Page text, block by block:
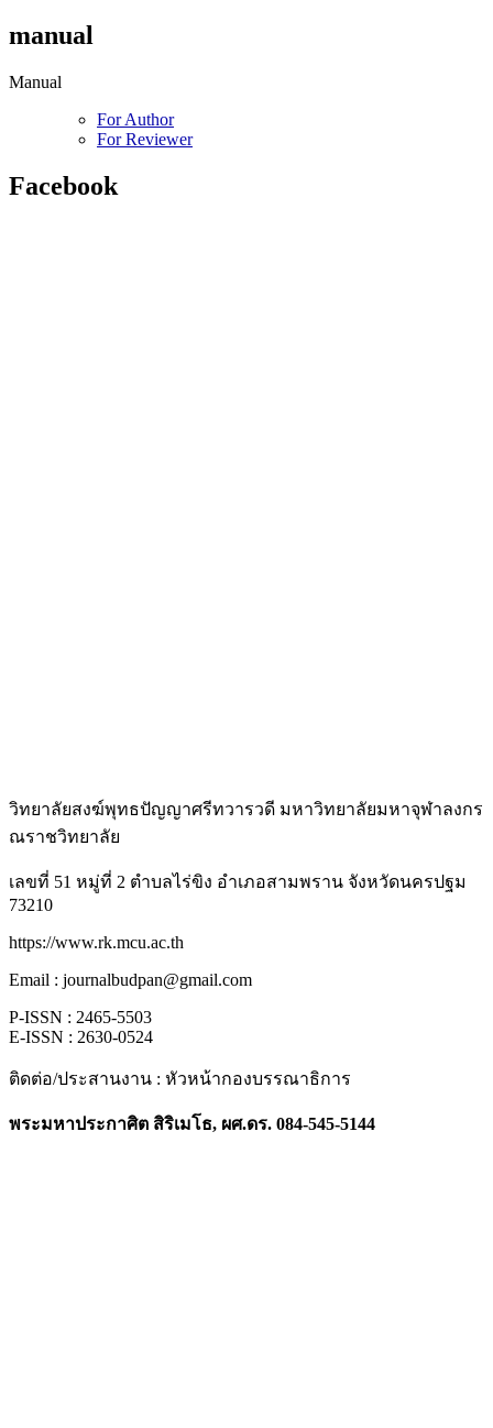
manual
Manual
For Author
For Reviewer
Facebook
วิทยาลัยสงฆ์พุทธปัญญาศรีทวารวดี มหาวิทยาลัยมหาจุฬาลงกร
ณราชวิทยาลัย
เลขที่ 51 หมู่ที่ 2 ตำบลไร่ขิง อำเภอสามพราน จังหวัดนครปฐม
73210
https://www.rk.mcu.ac.th
Email : journalbudpan@gmail.com
P-ISSN : 2465-5503
E-ISSN : 2630-0524
ติดต่อ/ประสานงาน : หัวหน้ากองบรรณาธิการ
พระมหาประกาศิต สิริเมโธ, ผศ.ดร. 084-545-5144